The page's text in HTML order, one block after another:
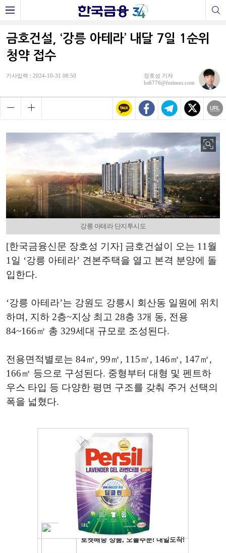
금호건설, ‘강릉 아테라’ 내달 7일 1순위
청약 접수
기사입력 : 2024-10-31 08:50
장호성 기자
hs6776@fntimes.com
강릉 아테라 단지투시도
[한국금융신문 장호성 기자] 금호건설이 오는 11월
1일 ‘강릉 아테라’ 견본주택을 열고 본격 분양에 돌
입한다.
‘강릉 아테라’는 강원도 강릉시 회산동 일원에 위치
하며, 지하 2층~지상 최고 28층 3개 동, 전용
84~166㎡ 총 329세대 규모로 조성된다.
전용면적별로는 84㎡, 99㎡, 115㎡, 146㎡, 147㎡,
166㎡ 등으로 구성된다. 중형부터 대형 및 펜트하
우스 타입 등 다양한 평면 구조를 갖춰 주거 선택의
폭을 넓혔다.